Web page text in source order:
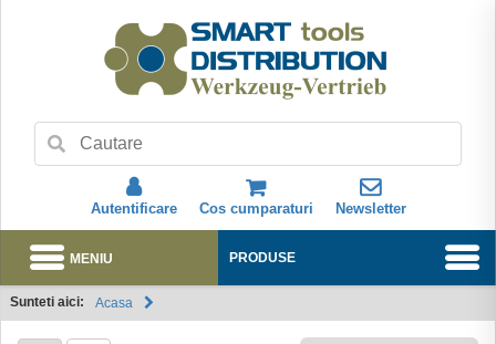
Autentificare Cos cumparaturi Newsletter
Abonare
PRODUSE
MENIU
Sunteti aici: Acasa